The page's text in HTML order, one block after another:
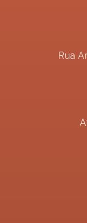
Rua